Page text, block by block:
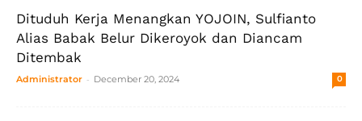
Dituduh Kerja Menangkan YOJOIN, Sulfianto
Alias Babak Belur Dikeroyok dan Diancam
Ditembak
Administrator - December 20, 2024 0